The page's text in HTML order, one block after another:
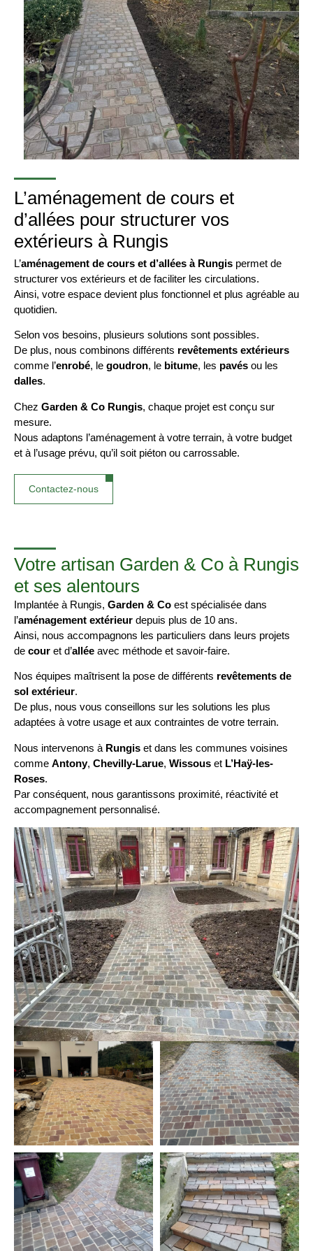
L’aménagement de cours et
d’allées pour structurer vos
extérieurs à Rungis
L’aménagement de cours et d’allées à Rungis permet de
structurer vos extérieurs et de faciliter les circulations.
Ainsi, votre espace devient plus fonctionnel et plus agréable au
quotidien.
Selon vos besoins, plusieurs solutions sont possibles.
De plus, nous combinons différents revêtements extérieurs
comme l’enrobé, le goudron, le bitume, les pavés ou les
dalles.
Chez Garden & Co Rungis, chaque projet est conçu sur
mesure.
Nous adaptons l’aménagement à votre terrain, à votre budget
et à l’usage prévu, qu’il soit piéton ou carrossable.
Contactez-nous
Votre artisan Garden & Co à Rungis
et ses alentours
Implantée à Rungis, Garden & Co est spécialisée dans
l’aménagement extérieur depuis plus de 10 ans.
Ainsi, nous accompagnons les particuliers dans leurs projets
de cour et d’allée avec méthode et savoir-faire.
Nos équipes maîtrisent la pose de différents revêtements de
sol extérieur.
De plus, nous vous conseillons sur les solutions les plus
adaptées à votre usage et aux contraintes de votre terrain.
Nous intervenons à Rungis et dans les communes voisines
comme Antony, Chevilly-Larue, Wissous et L’Haÿ-les-
Roses.
Par conséquent, nous garantissons proximité, réactivité et
accompagnement personnalisé.